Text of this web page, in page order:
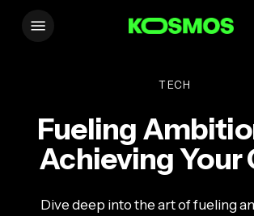
TECH
Fueling
Achieving Your
Dive deep into the art of fueling